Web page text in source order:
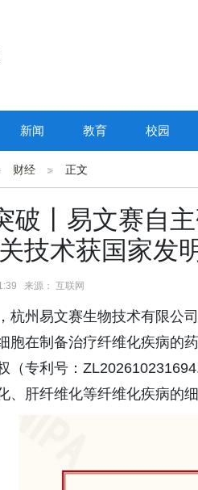
新闻 教育 校园
财经 正文
破丨易文赛自
技术获国家发
来源： 互联网
杭州易文赛生物技术有限公
胞在制备治疗纤维化疾病的
（专利号：
、肝纤维化等纤维化疾病的